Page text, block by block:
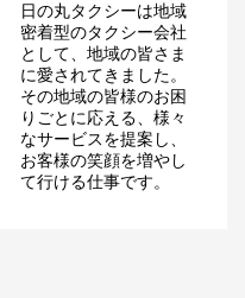
日の丸タクシーは地域
密着型のタクシー会社
として、地域の皆さま
に愛されてきました。
その地域の皆様のお困
りごとに応える、様々
なサービスを提案し、
お客様の笑顔を増やし
て行ける仕事です。